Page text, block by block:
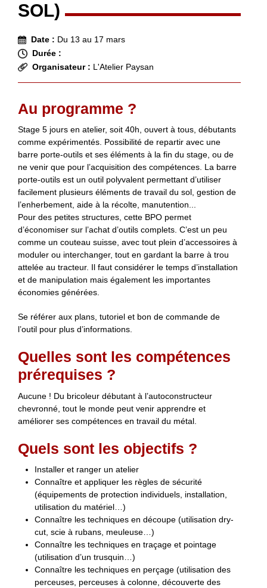
SOL)
Date : Du 13 au 17 mars
Durée :
Organisateur : L'Atelier Paysan
Au programme ?
Stage 5 jours en atelier, soit 40h, ouvert à tous, débutants
comme expérimentés. Possibilité de repartir avec une
barre porte-outils et ses éléments à la fin du stage, ou de
ne venir que pour l’acquisition des compétences. La barre
porte-outils est un outil polyvalent permettant d’utiliser
facilement plusieurs éléments de travail du sol, gestion de
l’enherbement, aide à la récolte, manutention...
Pour des petites structures, cette BPO permet
d’économiser sur l’achat d’outils complets. C’est un peu
comme un couteau suisse, avec tout plein d’accessoires à
moduler ou interchanger, tout en gardant la barre à trou
attelée au tracteur. Il faut considérer le temps d’installation
et de manipulation mais également les importantes
économies générées.
Se référer aux plans, tutoriel et bon de commande de
l’outil pour plus d’informations.
Quelles sont les compétences
prérequises ?
Aucune ! Du bricoleur débutant à l’autoconstructeur
chevronné, tout le monde peut venir apprendre et
améliorer ses compétences en travail du métal.
Quels sont les objectifs ?
Installer et ranger un atelier
Connaître et appliquer les règles de sécurité
(équipements de protection individuels, installation,
utilisation du matériel…)
Connaître les techniques en découpe (utilisation dry-
cut, scie à rubans, meuleuse…)
Connaître les techniques en traçage et pointage
(utilisation d’un trusquin…)
Connaître les techniques en perçage (utilisation des
perceuses, perceuses à colonne, découverte des